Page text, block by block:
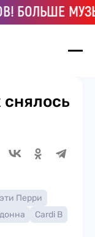
снялось
Перри
Cardi B